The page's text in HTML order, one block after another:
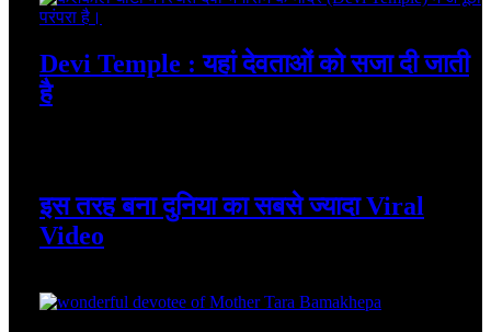
Devi Temple : यहां देवताओं को सजा दी जाती
है
इस तरह बना दुनिया का सबसे ज्यादा Viral
Video